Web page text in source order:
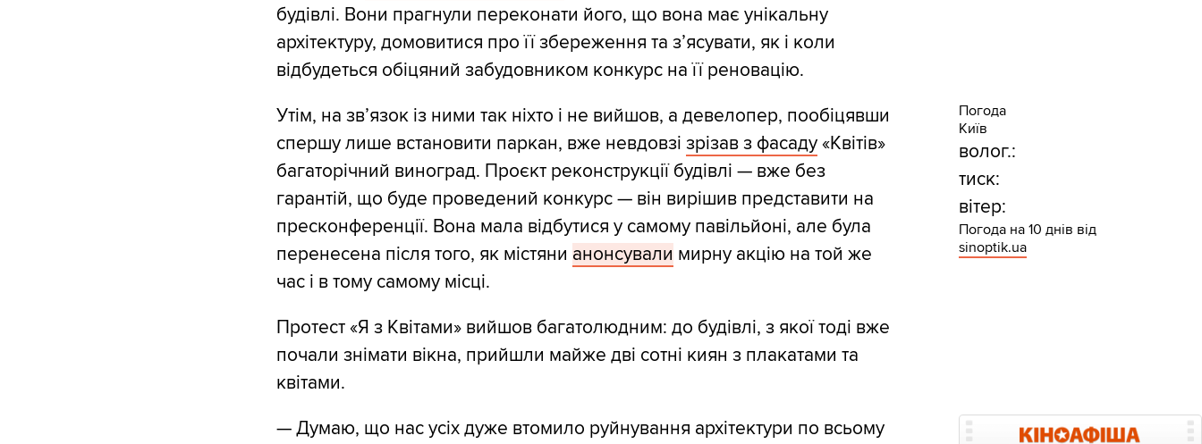
будівлі. Вони прагнули переконати його, що вона має унікальну
архітектуру, домовитися про її збереження та з’ясувати, як і коли
відбудеться обіцяний забудовником конкурс на її реновацію.
Утім, на зв’язок із ними так ніхто і не вийшов, а девелопер, пообіцявши
спершу лише встановити паркан, вже невдовзі зрізав з фасаду«Квітів»
багаторічний виноград. Проєкт реконструкції будівлі — вже без
гарантій, що буде проведений конкурс — він вирішив представити на
пресконференції. Вона мала відбутися у самому павільйоні, але була
перенесена після того, як містяни анонсували мирну акцію на той же
час і в тому самому місці.
Протест «Я з Квітами» вийшов багатолюдним: до будівлі, з якої тоді вже
почали знімати вікна, прийшли майже дві сотні киян з плакатами та
квітами.
— Думаю, що нас усіх дуже втомило руйнування архітектури по всьому
Погода
Київ
волог.:
тиск:
вітер:
Погода на 10 днів від
sinoptik.ua